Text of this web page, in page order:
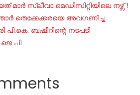
മാർ സ്ലീവാ മെഡിസിറ്റിയിലെ നഴ്സ് !
തെക്കേക്കരയെ അവഗണിച്ച
ബഷീറിന്റെ നടപടി
പി